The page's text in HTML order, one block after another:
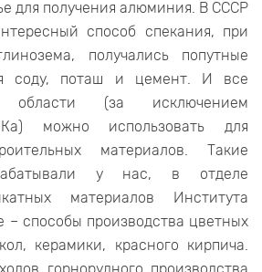
для получения алюминия. В СССР
способ спекания, при
получались попутные
соду, поташ и цемент. И все
(за исключением
можно использовать для
материалов. Такие
у нас, в отделе
материалов Института
– способы производства цветных
керамики, красного кирпича.